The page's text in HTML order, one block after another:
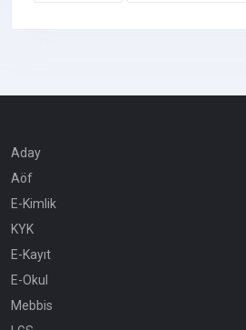
Aday
Aöf
E-Kimlik
KYK
E-Kayıt
E-Okul
Mebbis